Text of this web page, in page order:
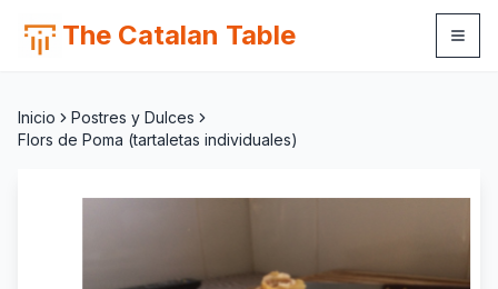
The Catalan Table
Inicio
Postres y Dulces
Flors de Poma (tartaletas individuales)